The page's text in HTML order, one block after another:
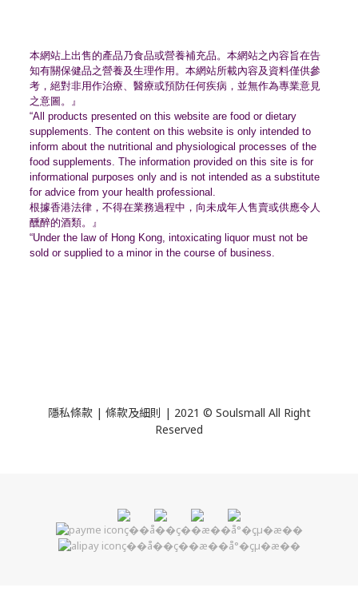
本網站上出售的產品乃食品或營養補充品。 本網站之內容旨在告
知有關保健品之營養及生理作用。 本網站所載內容及資料僅供參
考，絕對非用作治療、 醫療或預防任何疾病，並無作為專業意見
之意圖。』
“All products presented on this website are food or dietary
supplements. The content on this website is only intended to
inform about the nutritional and physiological processes of the
food supplements. The information provided on this site is for
informational purposes only and is not intended as a substitute
for advice from your health professional.
根據香港法律，不得在業務過程中， 向未成年人售賣或供應令人
醺醉的酒類。』
“Under the law of Hong Kong, intoxicating liquor must not be
sold or supplied to a minor in the course of business.
隱私條款 | 條款及細則 | 2021 © Soulsmall All Right
Reserved